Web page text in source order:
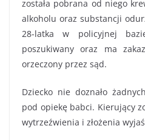
została pobrana od niego
alkoholu oraz substancji
28-latka w policyjnej
poszukiwany oraz ma
orzeczony przez sąd.
Dziecko nie doznało
pod opiekę babci. Kierujący
wytrzeźwienia i złożenia